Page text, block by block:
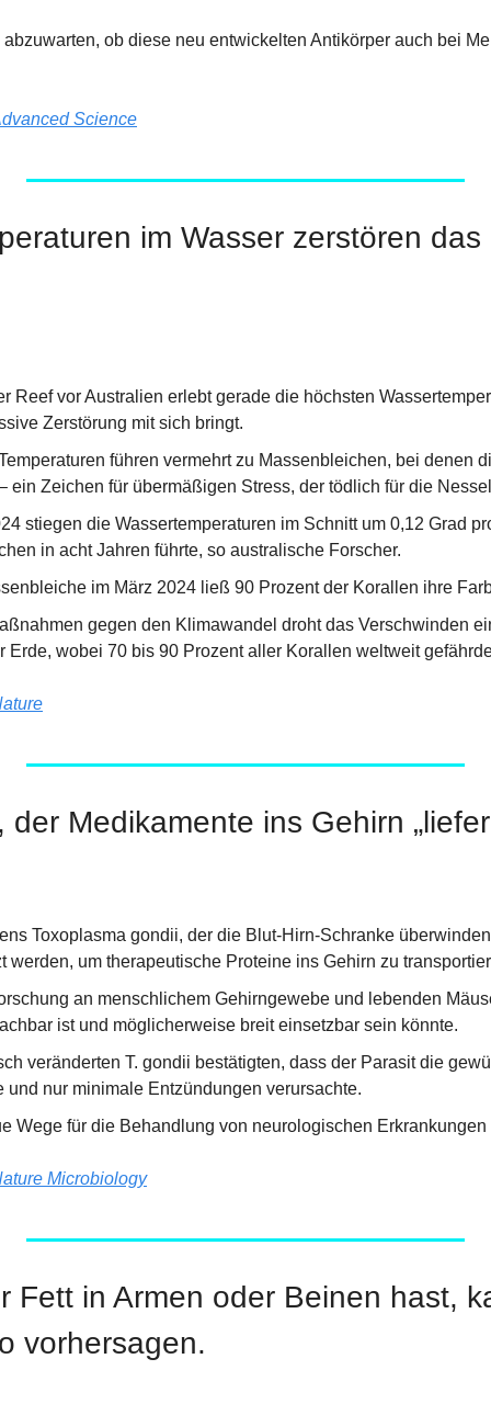
ob diese neu entwickelten Antikörper auch bei
Science
im Wasser zerstören das
Reef vor Australien erlebt gerade die höchsten
Zerstörung mit sich bringt.
führen vermehrt zu Massenbleichen, bei denen
ein Zeichen für übermäßigen Stress, der tödlich für die
stiegen die Wassertemperaturen im Schnitt um 0,12 Grad
in acht Jahren führte, so australische Forscher.
im März 2024 ließ 90 Prozent der Korallen ihre
gegen den Klimawandel droht das Verschwinden
Erde, wobei 70 bis 90 Prozent aller Korallen weltweit
Medikamente ins Gehirn
Toxoplasma gondii, der die Blut-Hirn-Schranke
werden, um therapeutische Proteine ins Gehirn zu
an menschlichem Gehirngewebe und lebenden
ist und möglicherweise breit einsetzbar sein könnte.
veränderten T. gondii bestätigten, dass der Parasit die
und nur minimale Entzündungen verursachte.
Wege für die Behandlung von neurologischen Erkrankungen
Microbiology
Fett in Armen oder Beinen hast,
vorhersagen.